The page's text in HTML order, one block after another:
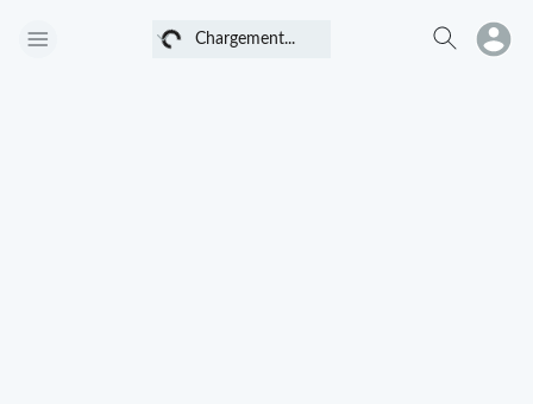
Chargement... Chargement...